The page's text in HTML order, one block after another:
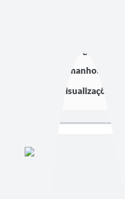
Tamanho:
Visualizações: